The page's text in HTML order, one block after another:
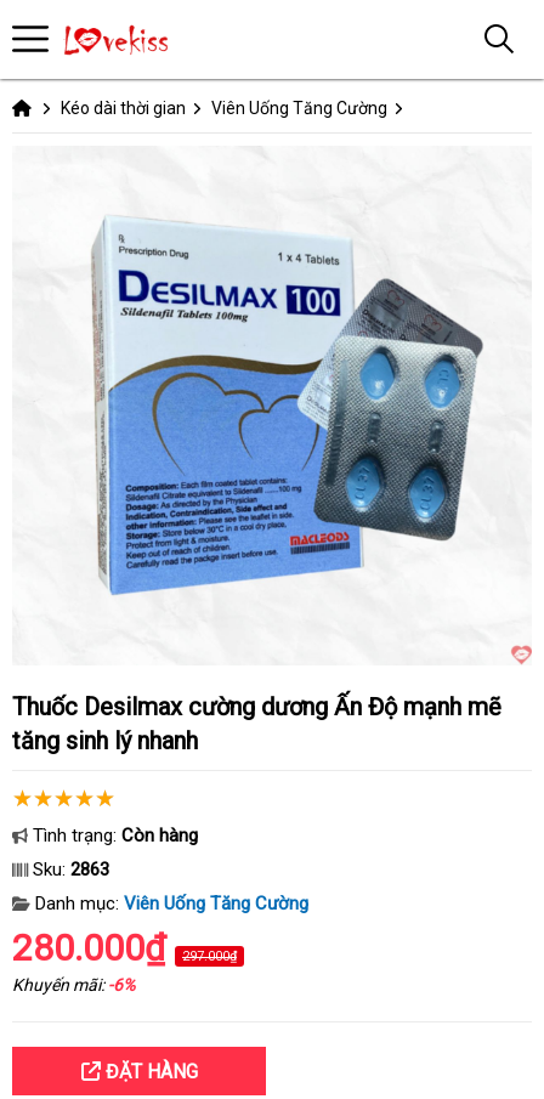
Kéo dài thời gian Viên Uống Tăng Cường
Thuốc Desilmax cường dương Ấn Độ mạnh mẽ
tăng sinh lý nhanh
Tình trạng: Còn hàng
Sku: 2863
Danh mục: Viên Uống Tăng Cường
280.000₫ 297.000₫
Khuyến mãi:-6%
ĐẶT HÀNG